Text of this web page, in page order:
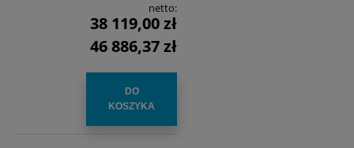
netto:
38 119,00 zł
46 886,37 zł
DO
KOSZYKA